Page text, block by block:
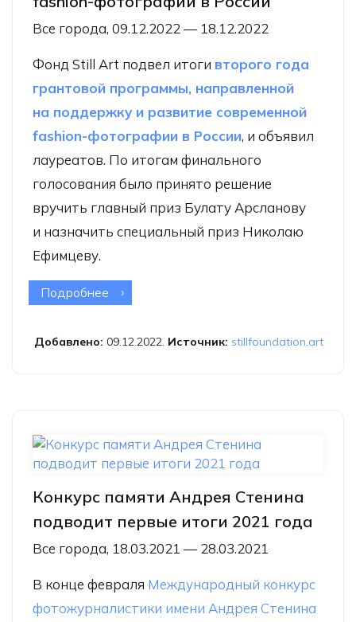
Все города, 09.12.2022 — 18.12.2022
Фонд Still Art подвел итоги второго года
грантовой программы, направленной
на поддержку и развитие современной
fashion-фотографии в России, и объявил
лауреатов. По итогам финального
голосования было принято решение
вручить главный приз Булату Арсланову
и назначить специальный приз Николаю
Ефимцеву.
Подробнее о Фонд Still Art объявляет лауреатов
по современной fashion-фотографии
Добавлено: 09.12.2022. Источник: stillfoundation.art
Конкурс памяти Андрея Стенина
подводит первые итоги 2021 года
Все города, 18.03.2021 — 28.03.2021
В конце февраля Международный конкурс
фотожурналистики имени Андрея Стенина